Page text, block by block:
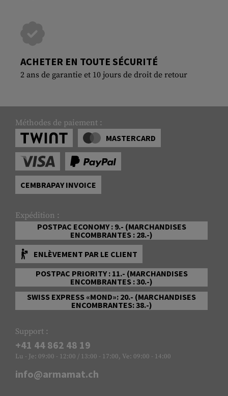
ACHETER EN TOUTE SÉCURITÉ
2 ans de garantie et 10 jours de droit de retour
Méthodes de paiement :
MASTERCARD
CEMBRAPAY INVOICE
Expédition :
POSTPAC ECONOMY : 9.- (MARCHANDISES
ENCOMBRANTES : 28.-)
ENLÈVEMENT PAR LE CLIENT
POSTPAC PRIORITY : 11.- (MARCHANDISES
ENCOMBRANTES : 30.-)
SWISS EXPRESS «MOND»: 20.- (MARCHANDISES
ENCOMBRANTES: 38.-)
Support :
+41 44 862 48 19
Lu - Je: 09:00 - 12:00 / 13:00 - 17:00, Ve: 09:00 - 14:00
info@armamat.ch